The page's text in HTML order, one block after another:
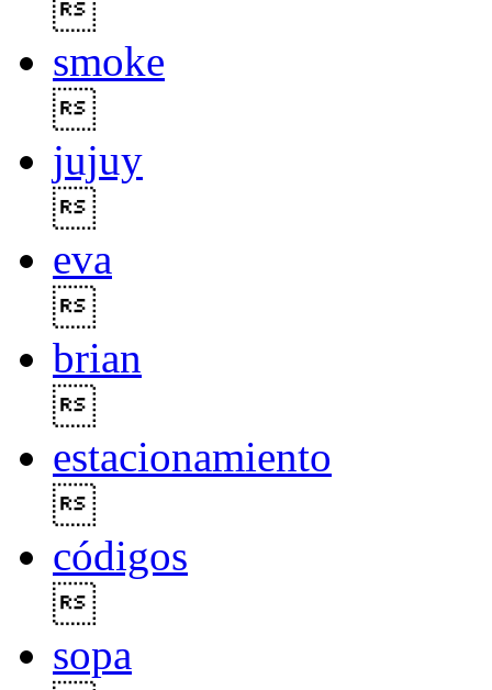
smoke
jujuy
eva
brian
estacionamiento
códigos
sopa